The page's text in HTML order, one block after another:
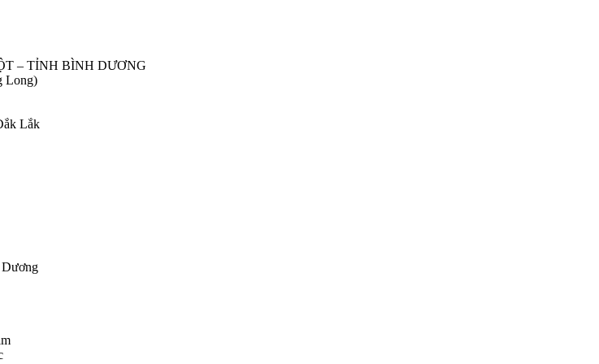
– TỈNH BÌNH DƯƠNG
Long)
Lắk